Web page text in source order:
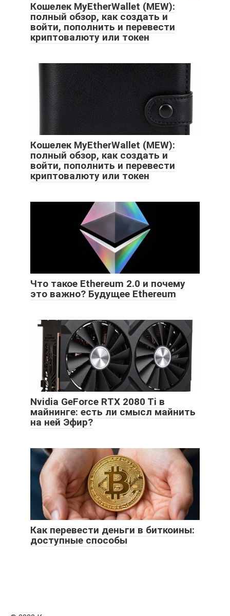
Кошелек MyEtherWallet (MEW):
полный обзор, как создать и
войти, пополнить и перевести
криптовалюту или токен
Кошелек MyEtherWallet (MEW):
полный обзор, как создать и
войти, пополнить и перевести
криптовалюту или токен
Что такое Ethereum 2.0 и почему
это важно? Будущее Ethereum
Nvidia GeForce RTX 2080 Ti в
майнинге: есть ли смысл майнить
на ней Эфир?
Как перевести деньги в биткоины:
доступные способы